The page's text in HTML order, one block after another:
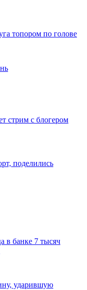
топором по голове
стрим с блогером
поделились
в банке 7 тысяч
ударившую